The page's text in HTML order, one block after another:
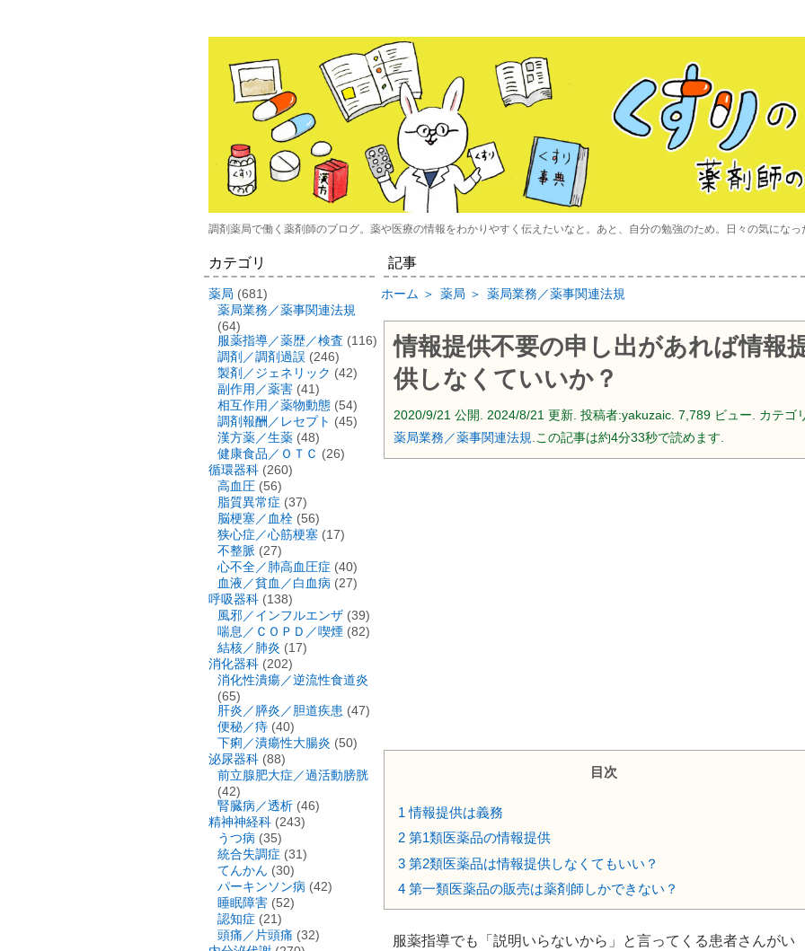
調剤薬局で働く薬剤師のブログ。薬や医療の情報をわかりやすく伝えたいなと。あと、自分の勉強のため。日々の気にな
記事
ホーム ＞ 薬局 ＞ 薬局業務／薬事関連法規
情報提供不要の申し出があれば情報
供しなくていいか？
2020/9/21 公開. 2024/8/21 更新. 投稿者:yakuzaic. 7,789 ビュー. カテゴ
薬局業務／薬事関連法規 .この記事は約4分33秒で読めます.
目次
1 情報提供は義務
2 第1類医薬品の情報提供
3 第2類医薬品は情報提供しなくてもいい？
4 第一類医薬品の販売は薬剤師しかできない？
服薬指導でも「説明いらないから」と言ってくる患者さんがい
カテゴリ
薬局 (681)
薬局業務／薬事関連法規
(64)
服薬指導／薬歴／検査 (116)
調剤／調剤過誤 (246)
製剤／ジェネリック (42)
副作用／薬害 (41)
相互作用／薬物動態 (54)
調剤報酬／レセプト (45)
漢方薬／生薬 (48)
健康食品／ＯＴＣ (26)
循環器科 (260)
高血圧 (56)
脂質異常症 (37)
脳梗塞／血栓 (56)
狭心症／心筋梗塞 (17)
不整脈 (27)
心不全／肺高血圧症 (40)
血液／貧血／白血病 (27)
呼吸器科 (138)
風邪／インフルエンザ (39)
喘息／ＣＯＰＤ／喫煙 (82)
結核／肺炎 (17)
消化器科 (202)
消化性潰瘍／逆流性食道炎
(65)
肝炎／膵炎／胆道疾患 (47)
便秘／痔 (40)
下痢／潰瘍性大腸炎 (50)
泌尿器科 (88)
前立腺肥大症／過活動膀胱
(42)
腎臓病／透析 (46)
精神神経科 (243)
うつ病 (35)
統合失調症 (31)
てんかん (30)
パーキンソン病 (42)
睡眠障害 (52)
認知症 (21)
頭痛／片頭痛 (32)